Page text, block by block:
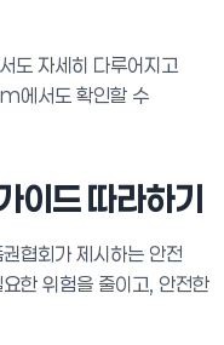
자세히 다루어지고
에서도 확인할 수
이드 따라하기
협회가 제시하는 안전
한 위험을 줄이고, 안전한